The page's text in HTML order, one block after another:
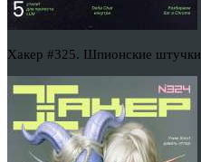
Хакер #325. Шпионские штучки